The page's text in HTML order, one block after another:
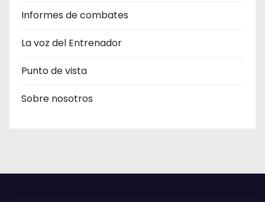
Informes de combates
La voz del Entrenador
Punto de vista
Sobre nosotros